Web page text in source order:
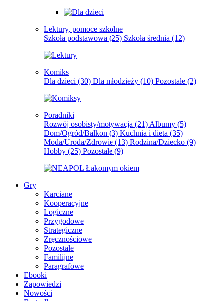
Lektury, pomoce szkolne
Szkoła podstawowa (25) Szkoła średnia (12)
Komiks
Dla dzieci (30) Dla młodzieży (10) Pozostałe (2)
Poradniki
Rozwój osobisty/motywacja (21) Albumy (5)
Dom/Ogród/Balkon (3) Kuchnia i dieta (35)
Moda/Uroda/Zdrowie (13) Rodzina/Dziecko (9)
Hobby (25) Pozostałe (9)
Gry
Karciane
Kooperacyjne
Logiczne
Przygodowe
Strategiczne
Zręcznościowe
Pozostałe
Familijne
Paragrafowe
Ebooki
Zapowiedzi
Nowości